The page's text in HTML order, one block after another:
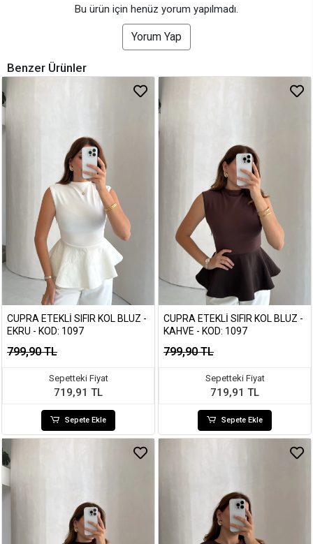
Bu ürün için henüz yorum yapılmadı.
Yorum Yap
Benzer Ürünler
CUPRA ETEKLI SIFIR KOL BLUZ -
EKRU - KOD: 1097
799,90 TL
Sepetteki Fiyat
719,91 TL
Sepete Ekle
CUPRA ETEKLI SIFIR KOL BLUZ -
KAHVE - KOD: 1097
799,90 TL
Sepetteki Fiyat
719,91 TL
Sepete Ekle